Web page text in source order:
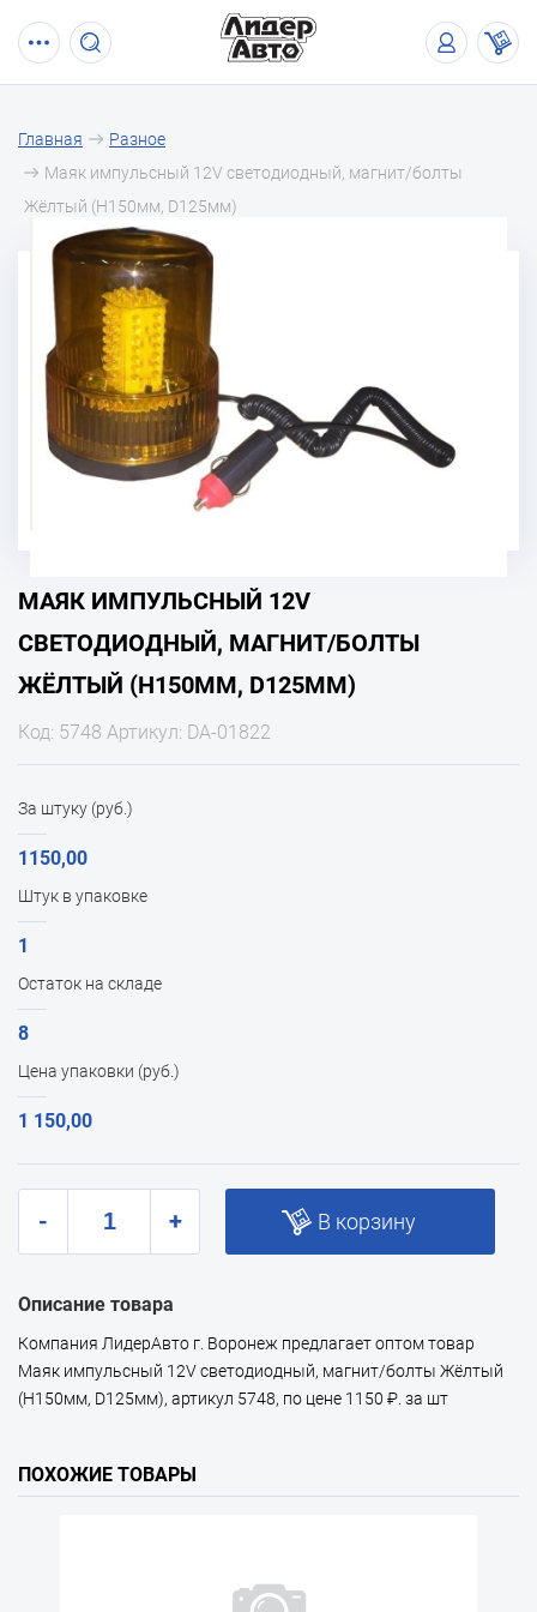
Главная
Разное
Маяк импульсный 12V светодиодный, магнит/болты
Жёлтый (H150мм, D125мм)
МАЯК ИМПУЛЬСНЫЙ 12V
СВЕТОДИОДНЫЙ, МАГНИТ/БОЛТЫ
ЖЁЛТЫЙ (H150ММ, D125ММ)
Код: 5748 Артикул: DA-01822
За штуку (руб.)
1150,00
Штук в упаковке
1
Остаток на складе
8
Цена упаковки (руб.)
1 150,00
- + В корзину
Описание товара
Компания ЛидерАвто г. Воронеж предлагает оптом товар
Маяк импульсный 12V светодиодный, магнит/болты Жёлтый
(H150мм, D125мм), артикул 5748, по цене 1150 ₽. за шт
ПОХОЖИЕ ТОВАРЫ